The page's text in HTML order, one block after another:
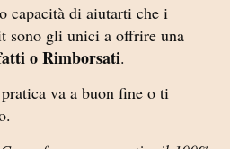
capacità di aiutarti che i
sono gli unici a offrire una
o Rimborsati.
va a buon fine o ti